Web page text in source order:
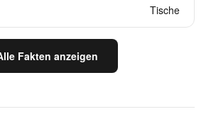
Tische
Fakten anzeigen